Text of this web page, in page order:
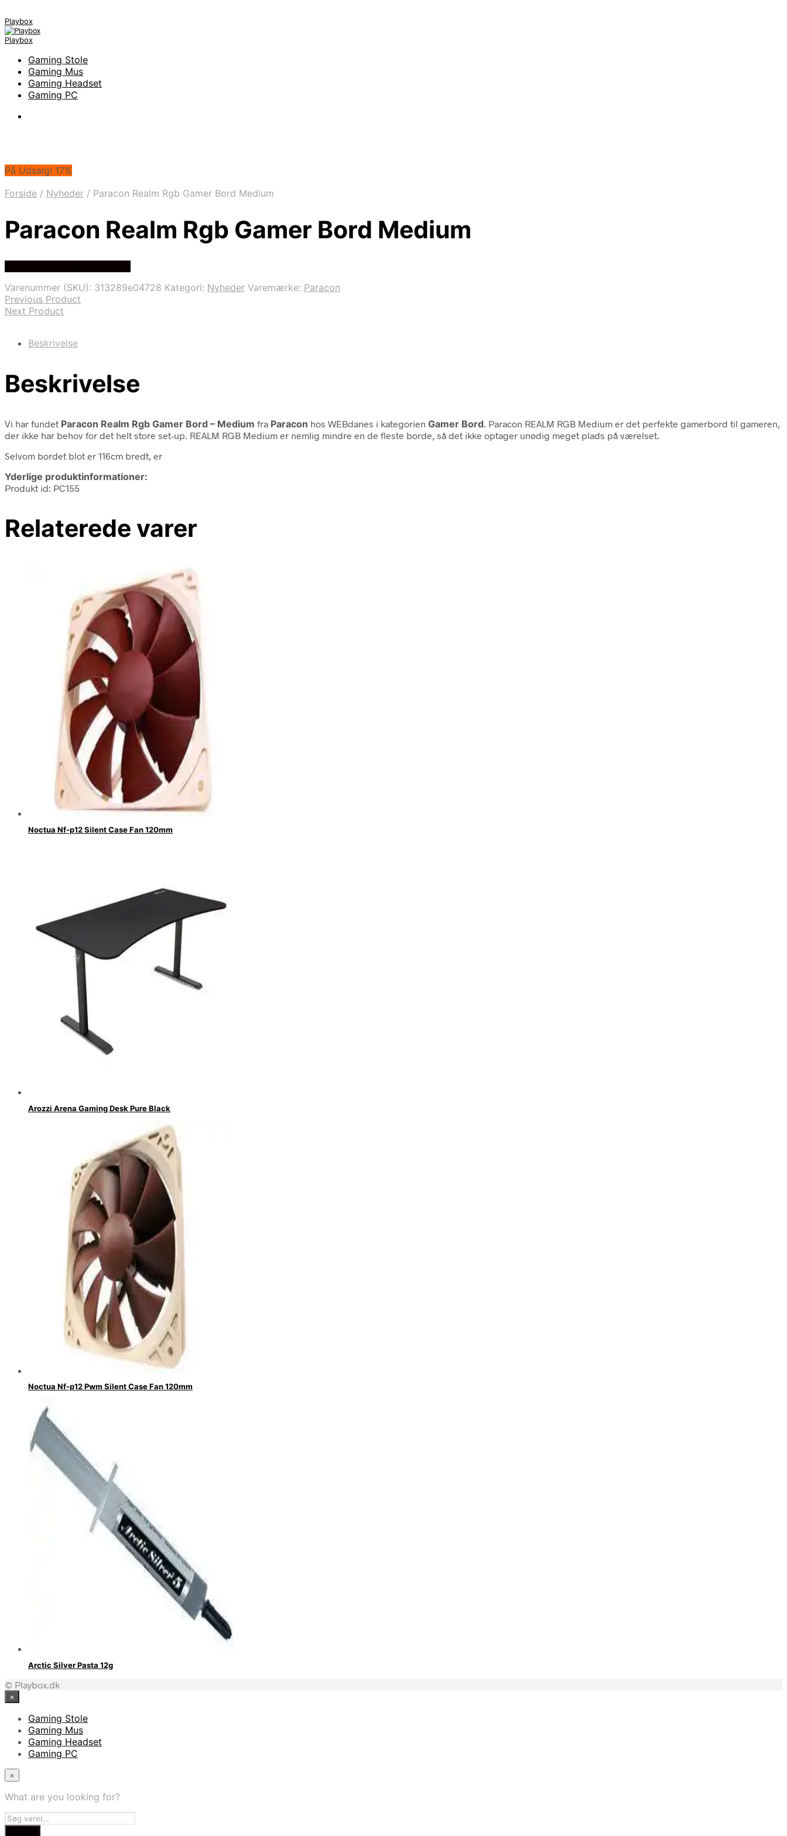
Playbox
Playbox
Gaming Stole
Gaming Mus
Gaming Headset
Gaming PC
På Udsalg! 17%
Forside / Nyheder / Paracon Realm Rgb Gamer Bord Medium
Paracon Realm Rgb Gamer Bord Medium
Varenummer (SKU): 313289e04728 Kategori: Nyheder Varemærke: Paracon
Previous Product
Next Product
Beskrivelse
Beskrivelse
Vi har fundet Paracon Realm Rgb Gamer Bord – Medium fra Paracon hos WEBdanes i kategorien Gamer Bord . Paracon REALM RGB Medium er det perfekte gamerbord til gameren,
der ikke har behov for det helt store set-up. REALM RGB Medium er nemlig mindre en de fleste borde, så det ikke optager unødig meget plads på værelset.
Selvom bordet blot er 116cm bredt, er
Yderlige produktinformationer:
Produkt id: PC155
Relaterede varer
Noctua Nf-p12 Silent Case Fan 120mm
Arozzi Arena Gaming Desk Pure Black
Noctua Nf-p12 Pwm Silent Case Fan 120mm
Arctic Silver Pasta 12g
© Playbox.dk
×
Gaming Stole
Gaming Mus
Gaming Headset
Gaming PC
×
What are you looking for?